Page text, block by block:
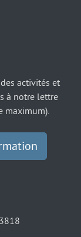
activités et
à notre lettre
maximum).